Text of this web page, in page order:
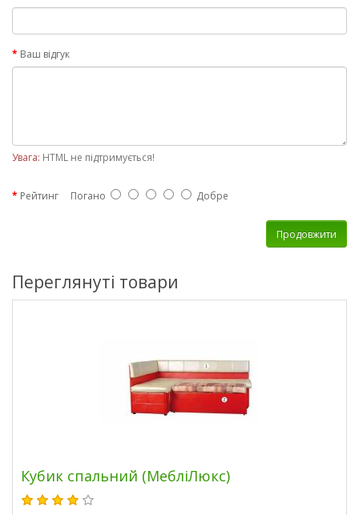
Ваш відгук
Увага: HTML не підтримується!
Рейтинг Погано Добре
Продовжити
Переглянуті товари
Кубик спальний (МебліЛюкс)